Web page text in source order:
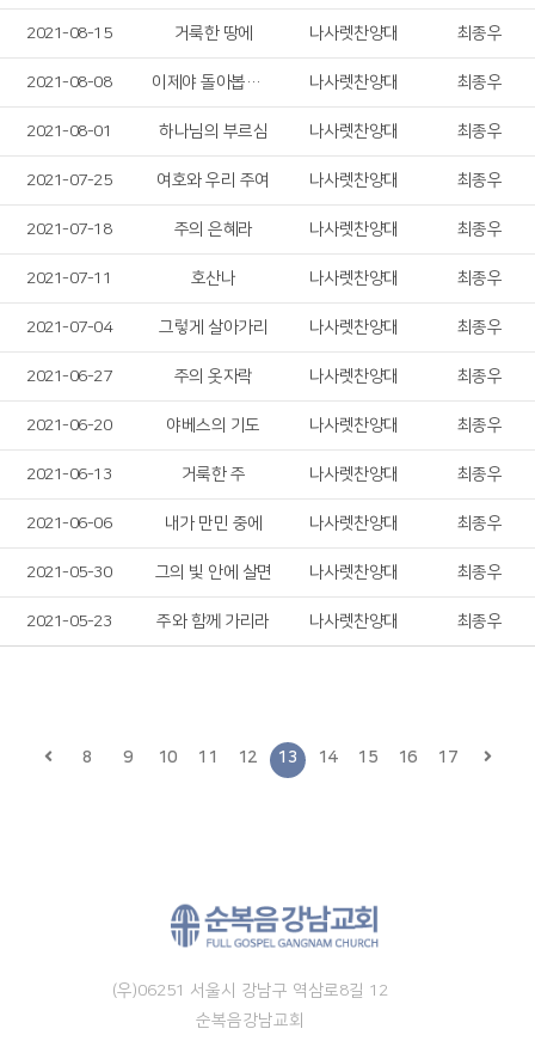
2021-08-15 거룩한 땅에 나사렛찬양대 최종우
2021-08-08 이제야 돌아봅니다 나사렛찬양대 최종우
2021-08-01 하나님의 부르심 나사렛찬양대 최종우
2021-07-25 여호와 우리 주여 나사렛찬양대 최종우
2021-07-18 주의 은혜라 나사렛찬양대 최종우
2021-07-11 호산나 나사렛찬양대 최종우
2021-07-04 그렇게 살아가리 나사렛찬양대 최종우
2021-06-27 주의 옷자락 나사렛찬양대 최종우
2021-06-20 야베스의 기도 나사렛찬양대 최종우
2021-06-13 거룩한 주 나사렛찬양대 최종우
2021-06-06 내가 만민 중에 나사렛찬양대 최종우
2021-05-30 그의 빛 안에 살면 나사렛찬양대 최종우
2021-05-23 주와 함께 가리라 나사렛찬양대 최종우
8 9 10 11 12 13 14 15 16 17
(우)06251 서울시 강남구 역삼로8길 12
순복음강남교회